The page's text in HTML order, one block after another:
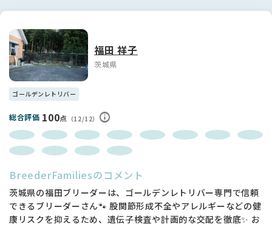
性格・容姿
兄弟たちと主に毎日元気に遊びまわっています。
遊びの中から犬社会の社会化を進めており、将来へのステップ
を踏んでいます。
人とのやり取りは腕の中で甘えて、次第にお腹を見せてナデナ
デ～とおねだりしてきます。
飛びつき、甘噛みはまだ子供なのでしてしまいますが、座って
撫でてもらうのを待つ練習をしています。
素直で明るい性格なので吸収も良く、賢い性質のようです。
-----------------------------------------------------
両親に股関節に異常はありません。
母犬 エレナ 股関節 Aランク （右４ 左４）
父犬 ウィズ 股関節 Aランク（右３・左３）
※数字が低ければ低いほど理想の股関節です(片足0~45）
福田 祥子
茨城県
ゴールデンレトリバー
総合評価 100点 （12/12）
BreederFamiliesのコメント
茨城県の福田ブリーダーは、ゴールデンレトリバー専門で信頼
できるブリーダーさん🐾 股関節形成不全やアレルギーなどの健
康リスクを抑えるため、遺伝子検査や計画的な交配を徹底✨ お